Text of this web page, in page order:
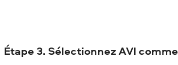
Étape 3. Sélectionnez AVI